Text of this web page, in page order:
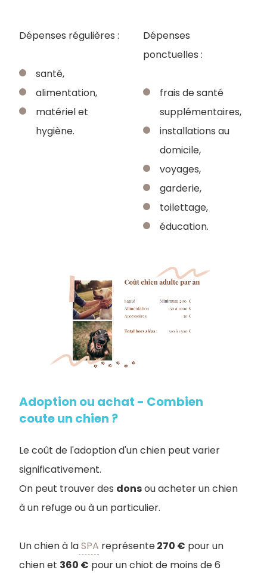
Dépenses régulières :
santé,
alimentation,
matériel et
hygiène.
Dépenses
ponctuelles :
frais de santé
supplémentaires,
installations au
domicile,
voyages,
garderie,
toilettage,
éducation.
Adoption ou achat - Combien
coute un chien ?
Le coût de l'adoption d'un chien peut varier
significativement.
On peut trouver des donsou acheter un chien
à un refuge ou à un particulier.
Un chien à laSPA représente270 € pour un
chien et 360 € pour un chiot de moins de 6